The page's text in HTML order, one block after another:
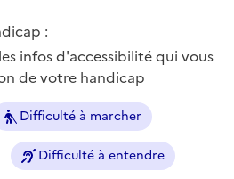
:
infos d'accessibilité qui vous
de votre handicap
Difficulté à marcher
Difficulté à entendre